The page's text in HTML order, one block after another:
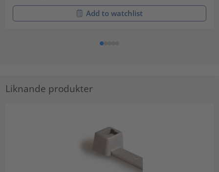
Add to watchlist
Liknande produkter